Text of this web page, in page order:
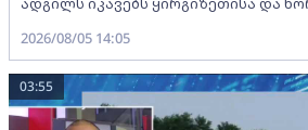
2026/08/05 14:05
03:55